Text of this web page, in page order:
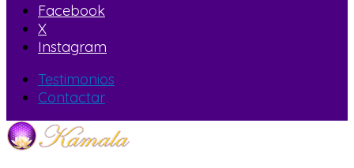
Facebook
X
Instagram
Testimonios
Contactar